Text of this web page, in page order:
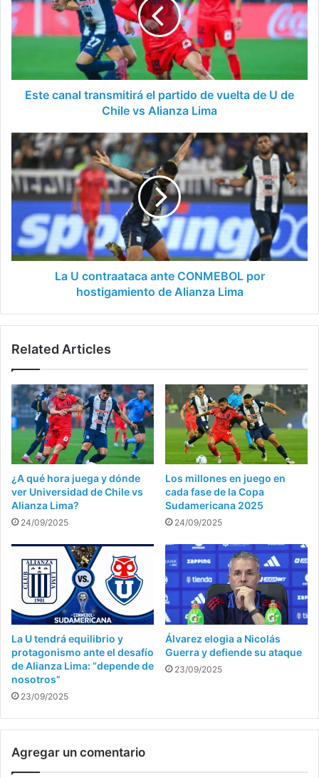
el
partido
de
U
Alianza
Lima
Este canal transmitirá el partido de vuelta de U de
Chile vs Alianza Lima
La
U
contraataca
ante
CONMEBOL
hostigamiento
de
Alianza
La U contraataca ante CONMEBOL por
hostigamiento de Alianza Lima
Related Articles
¿A qué hora juega y dónde
ver Universidad de Chile vs
Alianza Lima?
24/09/2025
Los millones en juego en
cada fase de la Copa
Sudamericana 2025
24/09/2025
La U tendrá equilibrio y
protagonismo ante el desafío
de Alianza Lima: “depende de
nosotros”
23/09/2025
Álvarez elogia a Nicolás
Guerra y defiende su ataque
23/09/2025
Agregar un comentario